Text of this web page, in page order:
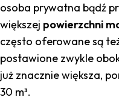
osoba prywatna bądź
większej powierzchni
często oferowane są
postawione zwykle
już znacznie większa,
30 m³.